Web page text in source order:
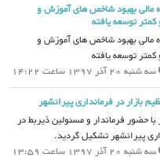
مالی بهبود شاخص های آموزش و
توسعه یافته
مالی بهبود شاخص های آموزش و
توسعه یافته
سه شنبه 20 آذر 1397 ساعت 14:22
بازار در فرمانداری پیرانشهر
حضور فرماندار و مسئولین ذیربط در
پیرانشهر تشکیل گردید.
سه شنبه 20 آذر 1397 ساعت 13:59